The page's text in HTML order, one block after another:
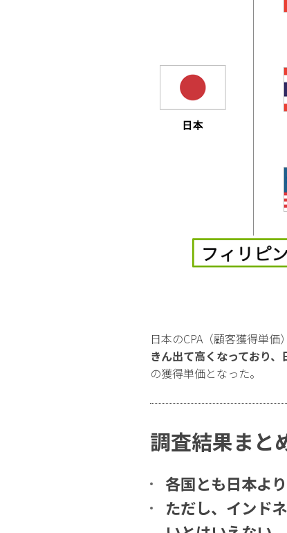
日本のCPA（顧客獲得単価
きん出て高くなっており
の獲得単価となった。
調査結果まと
各国とも日本よ
ただし、インド